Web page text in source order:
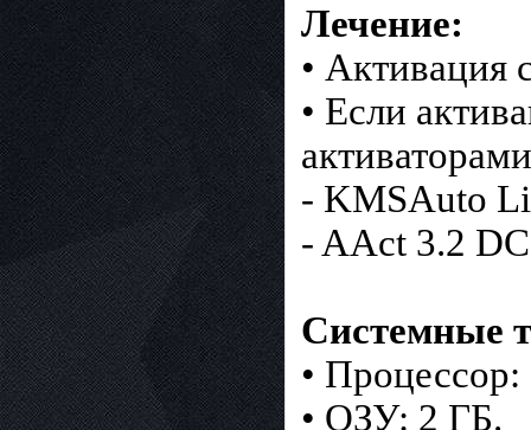
Лечение:
•
• Если
- KMSAuto
- AAct 3.2
Системные
•
• ОЗУ: 2 ГБ.